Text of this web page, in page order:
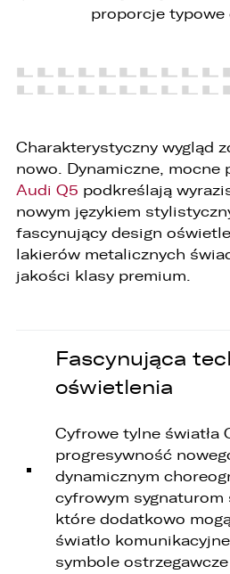
proporcje typowe
Charakterystyczny wygląd
nowo. Dynamiczne, mocne
Audi Q5 podkreślają
nowym językiem
fascynujący design
lakierów metalicznych
jakości klasy premium.
Fascynująca
oświetlenia
Cyfrowe tylne światła
progresywność
dynamicznym
cyfrowym sygnaturom
które dodatkowo
światło
symbole
W porównywarce mogą
jednocześnie trzy
Wybierz samochód, który
Audi Q7 45 TDI quattro.
Wybierz gdzie chcesz
FACEBOOK
EMAIL
SKOPIUJ LINK